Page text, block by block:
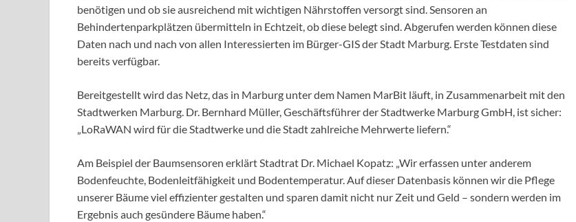
benötigen und ob sie ausreichend mit wichtigen Nährstoffen versorgt sind. Sensoren an
Behindertenparkplätzen übermitteln in Echtzeit, ob diese belegt sind. Abgerufen werden können diese
Daten nach und nach von allen Interessierten im Bürger-GIS der Stadt Marburg. Erste Testdaten sind
bereits verfügbar.
Bereitgestellt wird das Netz, das in Marburg unter dem Namen MarBit läuft, in Zusammenarbeit mit den
Stadtwerken Marburg. Dr. Bernhard Müller, Geschäftsführer der Stadtwerke Marburg GmbH, ist sicher:
„LoRaWAN wird für die Stadtwerke und die Stadt zahlreiche Mehrwerte liefern.“
Am Beispiel der Baumsensoren erklärt Stadtrat Dr. Michael Kopatz: „Wir erfassen unter anderem
Bodenfeuchte, Bodenleitfähigkeit und Bodentemperatur. Auf dieser Datenbasis können wir die Pflege
unserer Bäume viel effizienter gestalten und sparen damit nicht nur Zeit und Geld – sondern werden im
Ergebnis auch gesündere Bäume haben.“